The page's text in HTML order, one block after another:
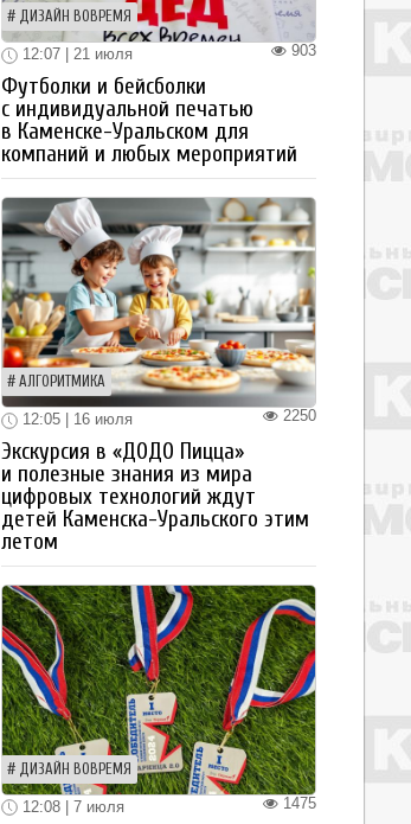
ДИЗАЙН ВОВРЕМЯ
903
12:07 | 21 июля
Футболки и бейсболки
с индивидуальной печатью
в Каменске-Уральском для
компаний и любых мероприятий
АЛГОРИТМИКА
2250
12:05 | 16 июля
Экскурсия в «ДОДО Пицца»
и полезные знания из мира
цифровых технологий ждут
детей Каменска-Уральского этим
летом
ДИЗАЙН ВОВРЕМЯ
1475
12:08 | 7 июля